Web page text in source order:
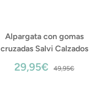
Alpargata con gomas
cruzadas Salvi Calzados
29,95€ 49,95€